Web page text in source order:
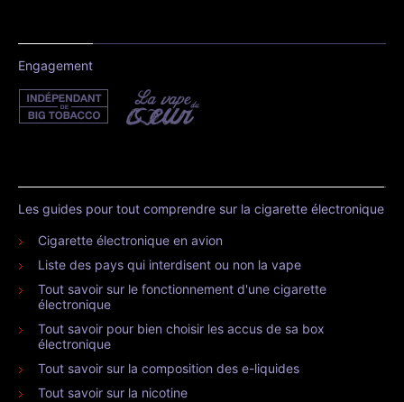
Engagement
Les guides pour tout comprendre sur la cigarette électronique
Cigarette électronique en avion
Liste des pays qui interdisent ou non la vape
Tout savoir sur le fonctionnement d'une cigarette
électronique
Tout savoir pour bien choisir les accus de sa box
électronique
Tout savoir sur la composition des e-liquides
Tout savoir sur la nicotine